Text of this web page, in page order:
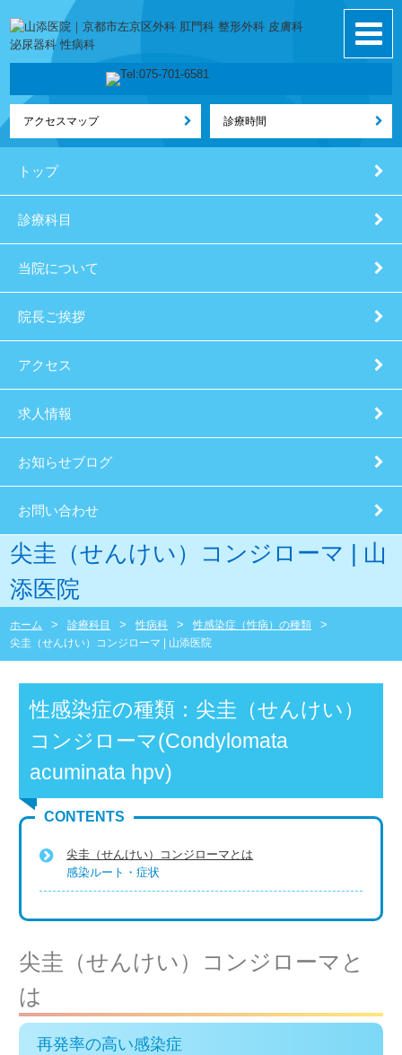
アクセスマップ 診療時間
トップ
診療科目
当院について
院長ご挨拶
アクセス
求人情報
お知らせブログ
お問い合わせ
尖圭（せんけい）コンジローマ | 山
添医院
ホーム 診療科目 性病科
性感染症（性病）の種類
尖圭（せんけい）コンジローマ | 山添医院
性感染症の種類：尖圭（せんけい）
コンジローマ(Condylomata
acuminata hpv)
CONTENTS
尖圭（せんけい）コンジローマとは
感染ルート・症状
尖圭（せんけい）コンジローマと
は
再発率の高い感染症